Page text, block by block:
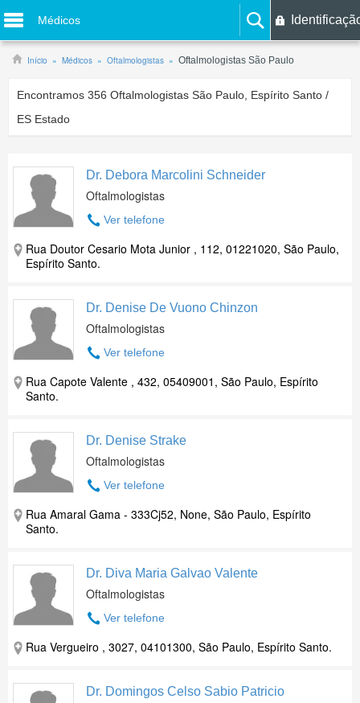
Médicos
Início Médicos Oftalmologistas Oftalmologistas São Paulo
Encontramos 356 Oftalmologistas São Paulo, Espírito Santo /
ES Estado
Dr. Debora Marcolini Schneider
Oftalmologistas
Ver telefone
Rua Doutor Cesario Mota Junior , 112, 01221020, São Paulo,
Espírito Santo.
Dr. Denise De Vuono Chinzon
Oftalmologistas
Ver telefone
Rua Capote Valente , 432, 05409001, São Paulo, Espírito
Santo.
Dr. Denise Strake
Oftalmologistas
Ver telefone
Rua Amaral Gama - 333Cj52, None, São Paulo, Espírito
Santo.
Dr. Diva Maria Galvao Valente
Oftalmologistas
Ver telefone
Rua Vergueiro , 3027, 04101300, São Paulo, Espírito Santo.
Dr. Domingos Celso Sabio Patricio